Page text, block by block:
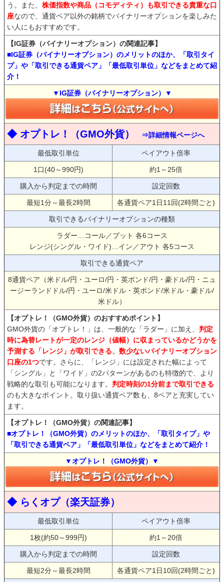
う。また、 株価指数や商品（コモディティ）も取引できる貴重な口
座なので、通貨ペア以外の銘柄でバイナリーオプションを楽しみた
い人にもおすすめです。
【IG証券（バイナリーオプション）の関連記事】
■IG証券（バイナリーオプション）のメリットのほか、「取引タイ
プ」や「取引できる通貨ペア」「最低取引単位」などをまとめて紹
介！
▼IG証券（バイナリーオプション）▼
◆ オプトレ！（GMO外貨） ⇒詳細情報ページへ
最低取引単位 ペイアウト倍率
1口(40～990円) 約1～25倍
購入から判定までの時間 設定回数
最短1分～最長2時間 各通貨ペア1日11回(2時間ごと)
取引できるバイナリーオプションの種類
ラダー…コール／プット 各6コース
レンジ(シングル・ワイド)…イン／アウト 各5コース
取引できる通貨ペア
8通貨ペア（米ドル/円・ユーロ/円・英ポンド/円・豪ドル/円・ニュ
ージーランドドル/円・ユーロ/米ドル・英ポンド/米ドル・豪ドル/
米ドル）
【オプトレ！（GMO外貨）のおすすめポイント】
GMO外貨の「オプトレ！」は、一般的な「ラダー」に加え、 判定
時に為替レートが一定のレンジ（値幅）に収まっているかどうかを
予測する「レンジ」が取引できる、数少ないバイナリーオプション
口座の1つです。さらに、「レンジ」には設定された幅によって
「シングル」と「ワイド」の2パターンがあるのも特徴的で、より
戦略的な取引も可能になります。 判定時刻の1分前まで取引できる
のも大きなポイント。取り扱い通貨ペア数も、8ペアと充実してい
ます。
【オプトレ！（GMO外貨）の関連記事】
■オプトレ！（GMO外貨）のメリットのほか、「取引タイプ」や
「取引できる通貨ペア」「最低取引単位」などをまとめて紹介！
▼オプトレ！（GMO外貨）▼
◆ らくオプ（楽天証券）
最低取引単位 ペイアウト倍率
1枚(約50～999円) 約1～20倍
購入から判定までの時間 設定回数
最短2分～最長2時間 各通貨ペア1日10回(2時間ごと)